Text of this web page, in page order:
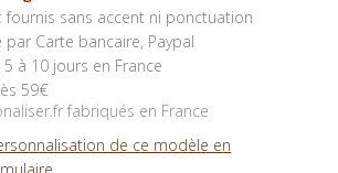
fournis sans accent ni ponctuation
par Carte bancaire, Paypal
à 10 jours en France
59€
fabriqués en France
de ce modèle en